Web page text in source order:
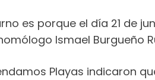
es porque el día 21 de
Ismael Burgueño
Playas indicaron